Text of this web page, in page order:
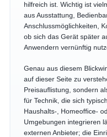
hilfreich ist. Wichtig ist
aus Ausstattung,
Anschlussmöglichkeiten,
ob sich das Gerät später
Anwendern vernünftig
Genau aus diesem
auf dieser Seite zu
Preisauflistung, sondern
für Technik, die sich
Haushalts-, Homeoffice-
Umgebungen integrieren
externen Anbieter; die